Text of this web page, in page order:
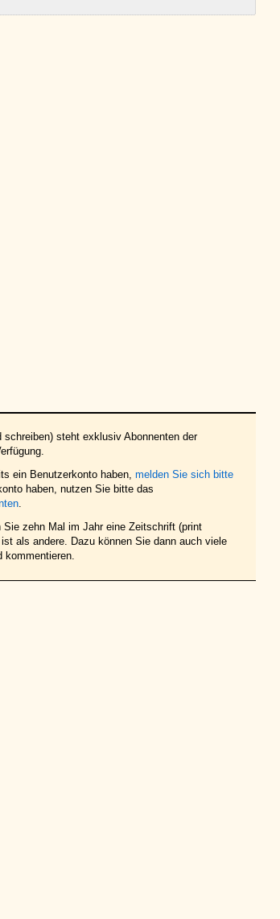
schreiben) steht exklusiv Abonnenten der
ein Benutzerkonto haben, melden Sie sich bitte
haben, nutzen Sie bitte das
.
Sie zehn Mal im Jahr eine Zeitschrift (print
als andere. Dazu können Sie dann auch viele
kommentieren.